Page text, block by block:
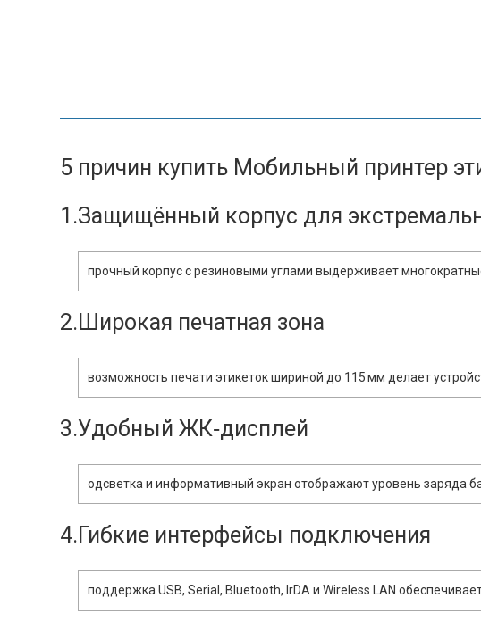
5 причин купить Мобильный принтер
1.Защищённый корпус для
прочный корпус с резиновыми углами выдерживает
2.Широкая печатная зона
возможность печати этикеток шириной до 115 мм делает
3.Удобный ЖК‑дисплей
одсветка и информативный экран отображают уровень заряда
4.Гибкие интерфейсы подключения
поддержка USB, Serial, Bluetooth, IrDA и Wireless LAN